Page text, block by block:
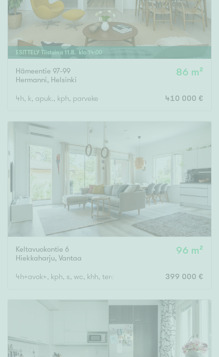
Ominaisuudet
Hissi
Järvi- tai merinäköala
Maalämpö
Oma ranta
Oma sauna
Senioriasunto
ESITTELY Tiistaina 11 .8. klo 14:00
Hämeentie 97-99
Hermanni, Helsinki
86 m²
4h, k, apuk., kph, parveke 410 000 €
Keltavuokontie 6
Hiekkaharju, Vantaa
96 m²
4h+avok+, kph, s, wc, khh, terassi, var 399 000 €